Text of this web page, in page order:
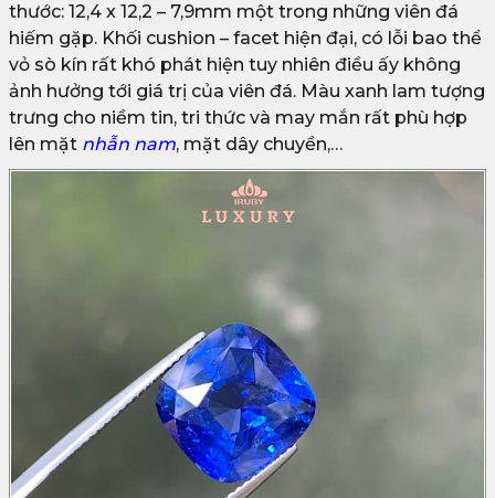
thước: 12,4 x 12,2 – 7,9mm một trong những viên đá
hiếm gặp. Khối cushion – facet hiện đại, có lỗi bao thể
vỏ sò kín rất khó phát hiện tuy nhiên điều ấy không
ảnh hưởng tới giá trị của viên đá. Màu xanh lam tượng
trưng cho niềm tin, tri thức và may mắn rất phù hợp
lên mặt nhẫn nam, mặt dây chuyền,…